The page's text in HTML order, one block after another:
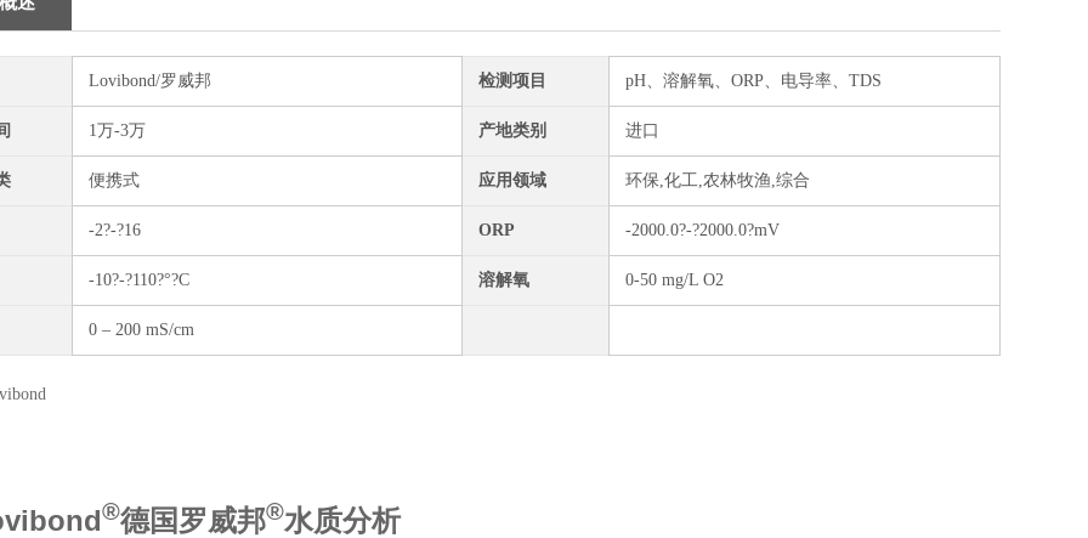
Lovibond/罗威邦 检测项目 pH、溶解氧、ORP、电导率、TDS
1万-3万 产地类别 进口
便携式 应用领域 环保,化工,农林牧渔,综合
-2?-?16 ORP -2000.0?-?2000.0?mV
-10?-?110?°?C 溶解氧 0-50 mg/L O2
0 – 200 mS/cm
®德国罗威邦®水质分析